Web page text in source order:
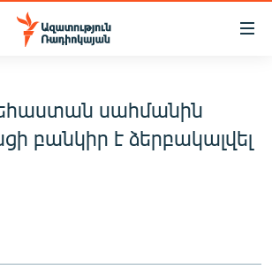
2026
սահմանին
բանկիր է ձերբակալվել